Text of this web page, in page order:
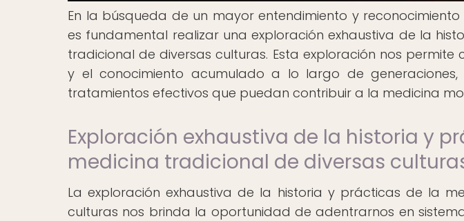
En la búsqueda de un mayor entendimiento y
es fundamental realizar una exploración exhaustiva de la
tradicional de diversas culturas. Esta exploración nos
y el conocimiento acumulado a lo largo de
tratamientos efectivos que puedan contribuir a la medicina
Exploración exhaustiva de la historia y
medicina tradicional de diversas
La exploración exhaustiva de la historia y prácticas de la
culturas nos brinda la oportunidad de adentrarnos en